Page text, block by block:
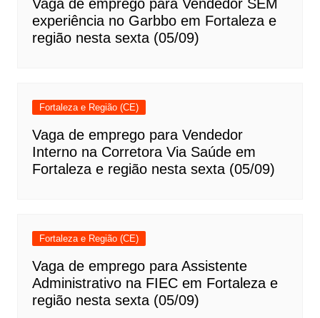
Vaga de emprego para Vendedor SEM
experiência no Garbbo em Fortaleza e
região nesta sexta (05/09)
Fortaleza e Região (CE)
Vaga de emprego para Vendedor
Interno na Corretora Via Saúde em
Fortaleza e região nesta sexta (05/09)
Fortaleza e Região (CE)
Vaga de emprego para Assistente
Administrativo na FIEC em Fortaleza e
região nesta sexta (05/09)